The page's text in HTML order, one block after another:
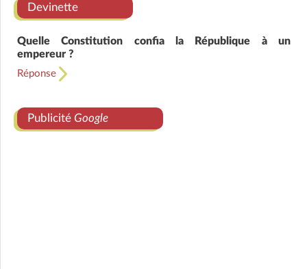
Devinette
Quelle Constitution confia la République à un
empereur ?
Réponse
Publicité Google